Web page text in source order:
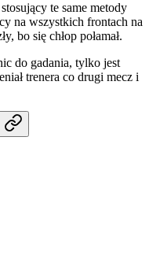
te same metody
na wszystkich frontach na
bo się chłop połamał.
do gadania, tylko jest
trenera co drugi mecz i